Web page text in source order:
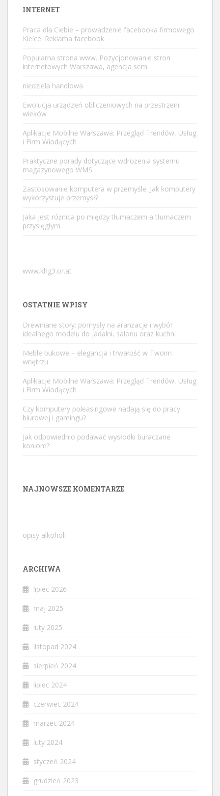
INTERNET
Praca dla Ciebie – prowadzenie facebooka firmowego
Kielce. Reklama facebook
Popularna strona www. Pozycjonowanie stron
internetowych Warszawa, agencja sem
niedziela handlowa
Ewolucja urządzeń obliczeniowych na przestrzeni
wieków
Aplikacje Mobilne Warszawa: Przegląd Trendów, Usług
i Firm Wiodących
Praktyczne porady dotyczące wdrożenia systemu
magazynowego WMS
Zastosowanie komputera w przemyśle. Jak komputery
wykorzystuje przemysł?
Jaka jest różnica po między tłumaczem a tłumaczem
przysięgłym.
www.khg3.or.at
OSTATNIE WPISY
Drewniane stoły: pomysły na aranżacje i wybór
idealnego modelu do jadalni, salonu oraz kuchni
Meble bukowe – elegancja i trwałość w Twoim
wnętrzu
Aplikacje Mobilne Warszawa: Przegląd Trendów, Usług
i Firm Wiodących
Czy komputery poleasingowe nadają się do pracy
biurowej i gamingu?
Jak odpowiednio podawać wysłodki buraczane
koniom?
NAJNOWSZE KOMENTARZE
opisy alkoholi
ARCHIWA
lipiec 2026
maj 2025
luty 2025
listopad 2024
sierpień 2024
lipiec 2024
czerwiec 2024
marzec 2024
luty 2024
styczeń 2024
grudzień 2023